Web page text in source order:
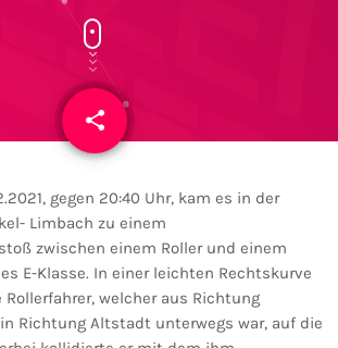
share
email
gegen 20:40 Uhr, kam es in der
Limbach zu einem
zwischen einem Roller und einem
E-Klasse. In einer leichten Rechtskurve
welcher aus Richtung
Richtung Altstadt unterwegs war, auf die